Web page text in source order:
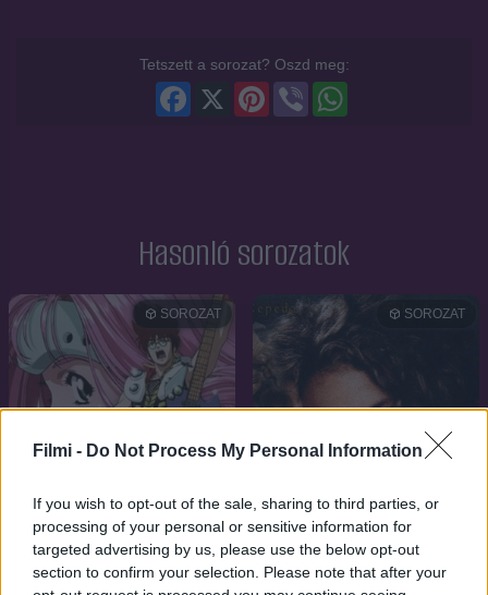
Filmi - Do Not Process My Personal Information
If you wish to opt-out of the sale, sharing to third parties, or
processing of your personal or sensitive information for
targeted advertising by us, please use the below opt-out
section to confirm your selection. Please note that after your
Tetszett a sorozat? Oszd meg:
Viber
Pinterest
Facebook
Hasonló sorozatok
SOROZAT SOROZAT